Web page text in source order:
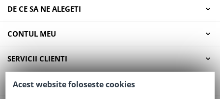
DE CE SA NE ALEGETI
CONTUL MEU
SERVICII CLIENTI
CONTACT
Acest website foloseste cookies